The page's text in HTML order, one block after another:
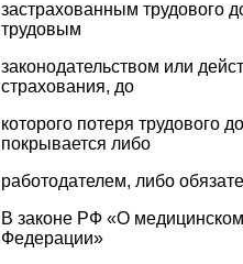
застрахованным трудового
трудовым
законодательством или
страхования, до
которого потеря трудового
покрывается либо
работодателем, либо
В законе РФ «О
Федерации»